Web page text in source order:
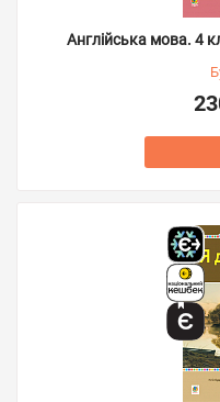
Англійська мова. 4